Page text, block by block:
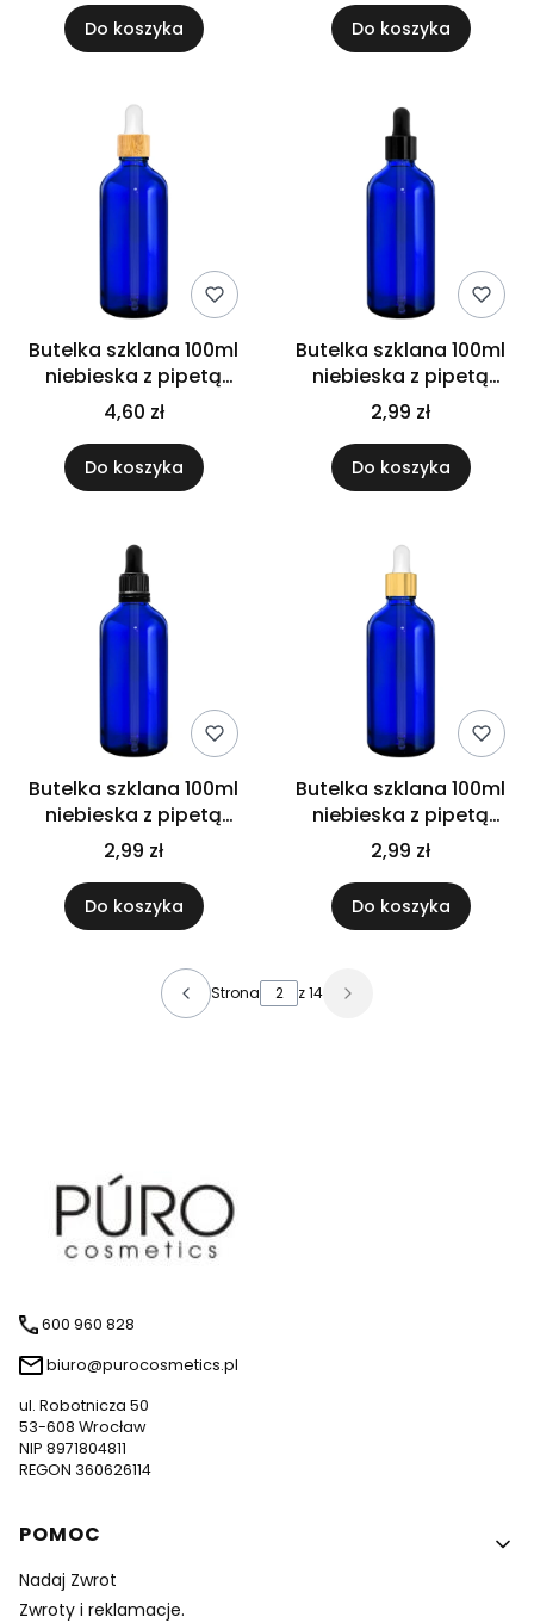
Do koszyka Do koszyka
Butelka szklana 100ml
niebieska z pipetą
bambusową
4,60 zł
Do koszyka
Butelka szklana 100ml
niebieska z pipetą
czarną
2,99 zł
Do koszyka
Butelka szklana 100ml
niebieska z pipetą
gwarancyjną
2,99 zł
Do koszyka
Butelka szklana 100ml
niebieska z pipetą
złotą białą
2,99 zł
Do koszyka
Strona z 14
600 960 828
biuro@purocosmetics.pl
ul. Robotnicza 50
53-608 Wrocław
NIP 8971804811
REGON 360626114
Linki w stopce
POMOC
Nadaj Zwrot
Zwroty i reklamacje.